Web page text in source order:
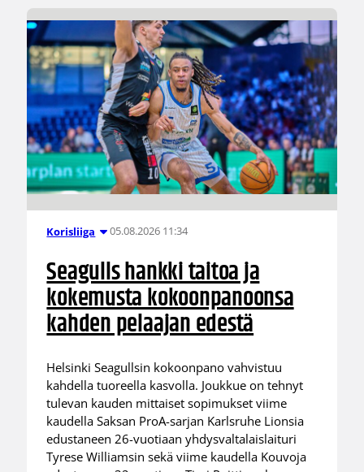
Korisliiga 05.08.2026 11:34
Seagulls hankki taitoa ja
kokemusta kokoonpanoonsa
kahden pelaajan edestä
Helsinki Seagullsin kokoonpano vahvistuu
kahdella tuoreella kasvolla. Joukkue on tehnyt
tulevan kauden mittaiset sopimukset viime
kaudella Saksan ProA-sarjan Karlsruhe Lionsia
edustaneen 26-vuotiaan yhdysvaltalaislaituri
Tyrese Williamsin sekä viime kaudella Kouvoja